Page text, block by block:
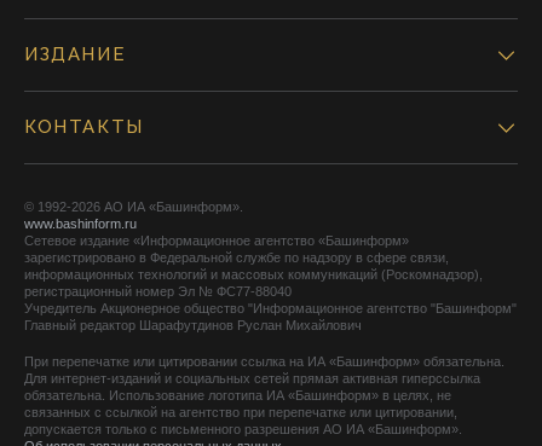
ИЗДАНИЕ
КОНТАКТЫ
© 1992-2026 АО ИА «Башинформ».
www.bashinform.ru
Сетевое издание «Информационное агентство «Башинформ»
зарегистрировано в Федеральной службе по надзору в сфере связи,
информационных технологий и массовых коммуникаций (Роскомнадзор),
регистрационный номер Эл № ФС77-88040
Учредитель Акционерное общество "Информационное агентство "Башинформ"
Главный редактор Шарафутдинов Руслан Михайлович
При перепечатке или цитировании ссылка на ИА «Башинформ» обязательна.
Для интернет-изданий и социальных сетей прямая активная гиперссылка
обязательна. Использование логотипа ИА «Башинформ» в целях, не
связанных с ссылкой на агентство при перепечатке или цитировании,
допускается только с письменного разрешения АО ИА «Башинформ».